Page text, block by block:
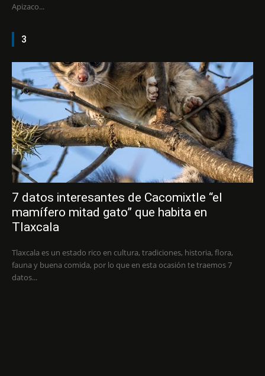
Apizaco...
3
7 datos interesantes de Cacomixtle “el
mamífero mitad gato” que habita en
Tlaxcala
Tlaxcala es un estado rico en cultura, tradiciones, historia, flora,
fauna y buena comida, por lo que en esta ocasión te traemos 7
datos...